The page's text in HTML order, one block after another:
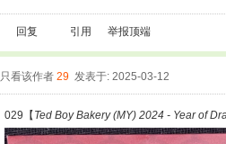
回复 引用 举报顶端
只看该作者 29 发表于: 2025-03-12
029【 Ted Boy Bakery (MY) 2024 - Year of